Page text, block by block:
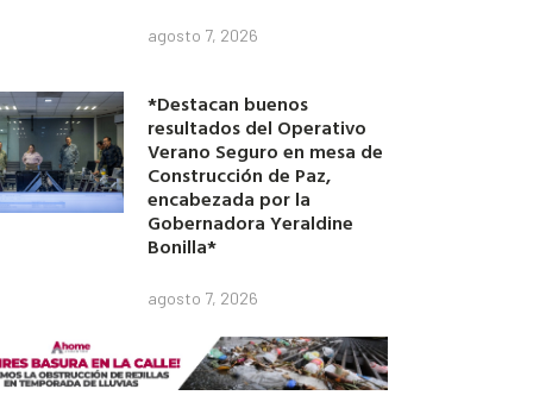
agosto 7, 2026
*Destacan buenos
resultados del Operativo
Verano Seguro en mesa de
Construcción de Paz,
encabezada por la
Gobernadora Yeraldine
Bonilla*
agosto 7, 2026